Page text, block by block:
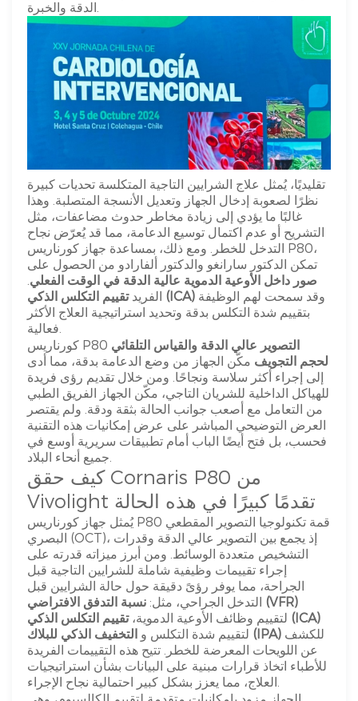
تقليديًا، يُمثل علاج الشرايين التاجية المتكلسة تحديات كبيرة
نظرًا لصعوبة إدخال الجهاز وتعديل الأنسجة المتصلبة. وهذا
غالبًا ما يؤدي إلى زيادة مخاطر حدوث مضاعفات، مثل
التشريح أو عدم اكتمال توسيع الدعامة، مما قد يُعرّض نجاح
التدخل للخطر. ومع ذلك، بمساعدة جهاز كورناريس P80،
تمكن الدكتور سارانغو والدكتور ألفارادو من الحصول على
صور داخل الأوعية الدموية عالية الدقة في الوقت الفعلي
الفريد تقييم التكلس الذكي (ICA)
بتقييم شدة التكلس بدقة وتحديد استراتيجية العلاج الأكثر
كورناريس P80 التصوير عالي الدقة والقياس التلقائي
لحجم التجويف مكّن الجهاز من وضع الدعامة بدقة، مما أدى
إلى إجراء أكثر سلاسة ونجاحًا. ومن خلال تقديم رؤى فريدة
للهياكل الداخلية للشريان التاجي، مكّن الجهاز الفريق الطبي
من التعامل مع أصعب جوانب الحالة بثقة ودقة. ولم يقتصر
العرض التوضيحي المباشر على عرض إمكانيات هذه التقنية
فحسب، بل فتح أيضًا الباب أمام تطبيقات سريرية أوسع في
كيف حقق Cornaris P80 من
Vivolight تقدمًا كبيرًا في هذه الحالة
يُمثل جهاز كورناريس P80 قمة تكنولوجيا التصوير المقطعي
البصري (OCT)، إذ يجمع بين التصوير عالي الدقة وقدرات
التشخيص متعددة الوسائط. ومن أبرز ميزاته قدرته على
إجراء تقييمات وظيفية شاملة للشرايين التاجية قبل
الجراحة، مما يوفر رؤىً دقيقة حول حالة الشرايين قبل
التدخل الجراحي، مثل: نسبة التدفق الافتراضي (VFR)
لتقييم وظائف الأوعية الدموية، تقييم التكلس الذكي (ICA)
لتقييم شدة التكلس و التخفيف الذكي للبلاك (IPA)
عن اللويحات المعرضة للخطر. تتيح هذه التقييمات الفريدة
للأطباء اتخاذ قرارات مبنية على البيانات بشأن استراتيجيات